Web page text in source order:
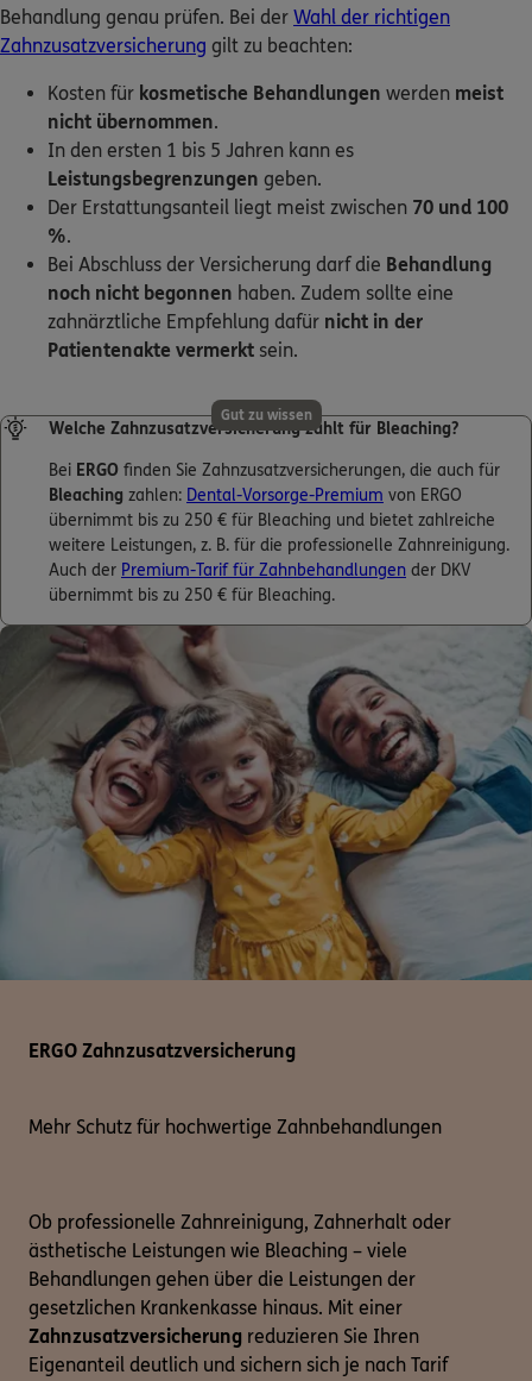
Behandlung genau prüfen. Bei der Wahl der richtigen
Zahnzusatzversicherung gilt zu beachten:
Kosten für kosmetische Behandlungen werden meist
nicht übernommen.
In den ersten 1 bis 5 Jahren kann es
Leistungsbegrenzungen geben.
Der Erstattungsanteil liegt meist zwischen 70 und 100
%.
Bei Abschluss der Versicherung darf die Behandlung
noch nicht begonnen haben. Zudem sollte eine
zahnärztliche Empfehlung dafür nicht in der
Patientenakte vermerkt sein.
Gut zu wissen
Welche Zahnzusatzversicherung zahlt für Bleaching?
Bei ERGO finden Sie Zahnzusatzversicherungen, die auch für
Bleaching zahlen: Dental-Vorsorge-Premium von ERGO
übernimmt bis zu 250 € für Bleaching und bietet zahlreiche
weitere Leistungen, z. B. für die professionelle Zahnreinigung.
Auch der Premium-Tarif für Zahnbehandlungen der DKV
übernimmt bis zu 250 € für Bleaching.
ERGO Zahnzusatzversicherung
Mehr Schutz für hochwertige Zahnbehandlungen
Ob professionelle Zahnreinigung, Zahnerhalt oder
ästhetische Leistungen wie Bleaching – viele
Behandlungen gehen über die Leistungen der
gesetzlichen Krankenkasse hinaus. Mit einer
Zahnzusatzversicherung reduzieren Sie Ihren
Eigenanteil deutlich und sichern sich je nach Tarif